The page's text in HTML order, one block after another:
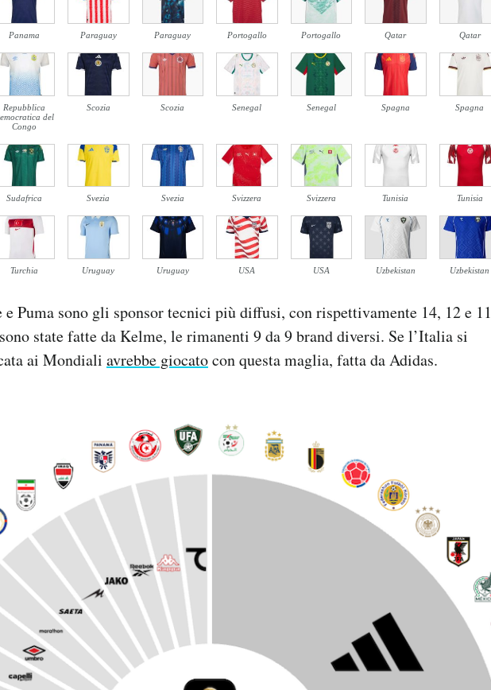
Panama Paraguay Paraguay Portogallo Portogallo Qatar Qatar
Repubblica
del
Congo
Scozia Scozia Senegal Senegal Spagna Spagna
Sudafrica Svezia Svezia Svizzera Svizzera Tunisia Tunisia
Turchia Uruguay Uruguay USA USA Uzbekistan Uzbekistan
Puma sono gli sponsor tecnici più diffusi, con rispettivamente 14, 12 e 11
state fatte da Kelme, le rimanenti 9 da 9 brand diversi. Se l’Italia si
ai Mondiali avrebbe giocatocon questa maglia, fatta da Adidas.